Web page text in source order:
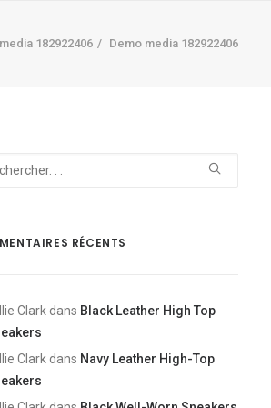
182922406 Demo media 182922406
RÉCENTS
Clark dans Black Leather High Top
Clark dans Navy Leather High-Top